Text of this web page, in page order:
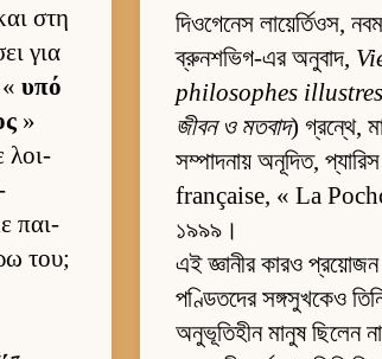
στη
για
«υπό
»
λοι­
παι­
του;
দিওগেনেস লায়ের্তিওস,
ব্রুনশভিগ-এর অনুবাদ,
philosophes illustres
জীবন ও মতবাদ) গ্রন্থে,
সম্পাদনায় অনূদিত,
française, « La
১৯৯৯।
এই জ্ঞানীর কারও
পণ্ডিতদের সঙ্গসুখকেও
অনুভূতিহীন মানুষ ছিলেন